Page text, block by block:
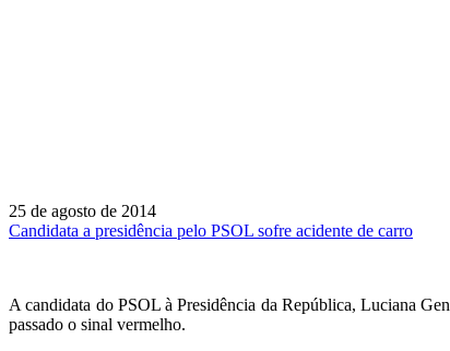
25 de agosto de 2014
Candidata a presidência pelo PSOL sofre acidente de carro
A candidata do PSOL à Presidência da República, Luciana
passado o sinal vermelho.